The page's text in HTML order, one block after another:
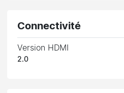
Connectivité
Version HDMI
2.0